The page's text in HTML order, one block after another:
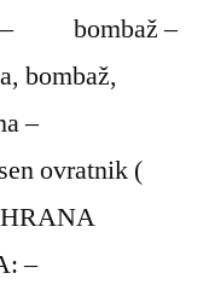
– bombaž –
bombaž,
–
ovratnik (
–